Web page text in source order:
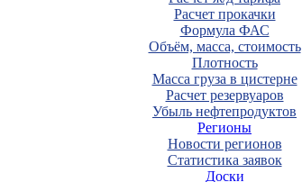
Расчет прокачки
Формула ФАС
Объём, масса, стоимость
Плотность
Масса груза в цистерне
Расчет резервуаров
Убыль нефтепродуктов
Регионы
Новости регионов
Статистика заявок
Доски